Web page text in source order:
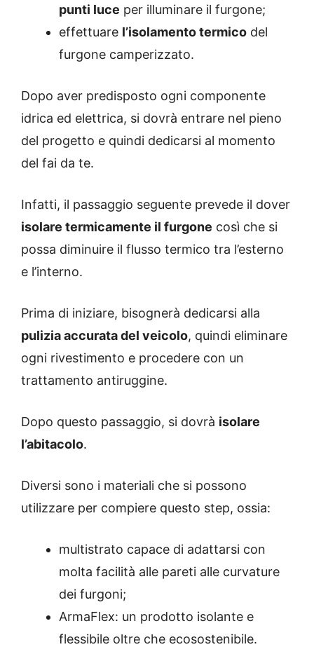
punti luce per illuminare il furgone;
effettuare l’isolamento termico del
furgone camperizzato.
Dopo aver predisposto ogni componente
idrica ed elettrica, si dovrà entrare nel pieno
del progetto e quindi dedicarsi al momento
del fai da te.
Infatti, il passaggio seguente prevede il dover
isolare termicamente il furgone così che si
possa diminuire il flusso termico tra l’esterno
e l’interno.
Prima di iniziare, bisognerà dedicarsi alla
pulizia accurata del veicolo, quindi eliminare
ogni rivestimento e procedere con un
trattamento antiruggine.
Dopo questo passaggio, si dovrà isolare
l’abitacolo.
Diversi sono i materiali che si possono
utilizzare per compiere questo step, ossia:
multistrato capace di adattarsi con
molta facilità alle pareti alle curvature
dei furgoni;
ArmaFlex: un prodotto isolante e
flessibile oltre che ecosostenibile.